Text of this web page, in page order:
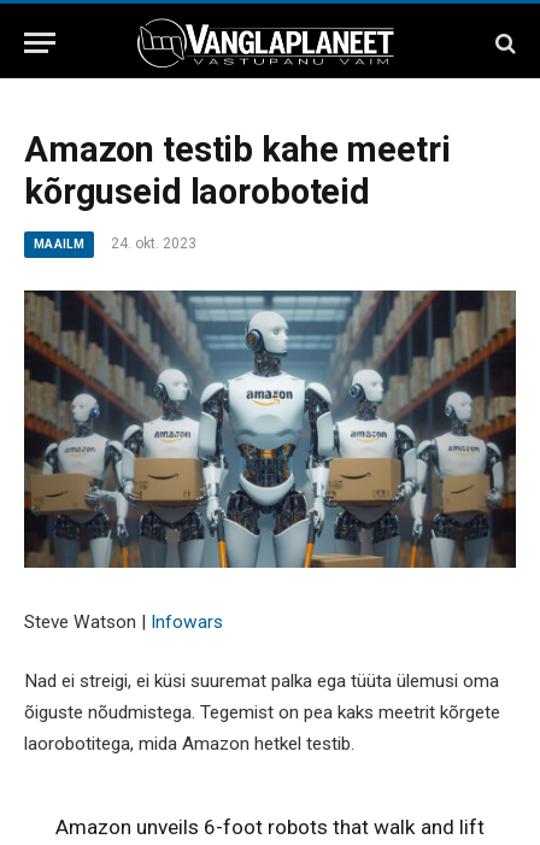
Amazon testib kahe meetri
kõrguseid laoroboteid
MAAILM 24. okt. 2023
Steve Watson | Infowars
Nad ei streigi, ei küsi suuremat palka ega tüüta ülemusi oma
õiguste nõudmistega. Tegemist on pea kaks meetrit kõrgete
laorobotitega, mida Amazon hetkel testib.
Amazon unveils 6-foot robots that walk and lift